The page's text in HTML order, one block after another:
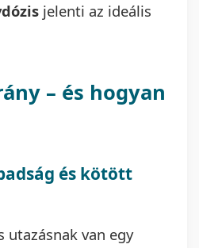
jelenti az ideális
– és hogyan
és kötött
utazásnak van egy